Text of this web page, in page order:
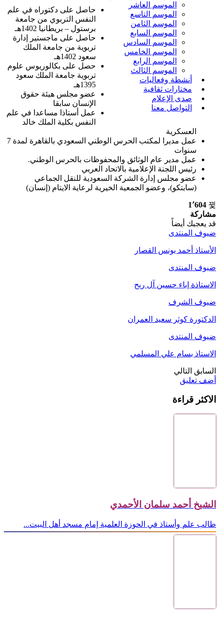
الموسم العاشر
الموسم التاسع
الموسم الثامن
الموسم السابع
الموسم السادس
الموسم الخامس
الموسم الرابع
الموسم الثالث
أنشطة وفعاليات
مختارات ثقافية
صدى الإعلام
التواصل معنا
حاصل على دكتوراه في علم
النفس التربوي من جامعة
برستول – بريطانيا 1402هـ
حاصل على ماجستير إدارة
تربوية من جامعة الملك
سعود 1402هـ
حصل على بكالوريوس علوم
تربوية جامعة الملك سعود
1395هـ
عضو مجلس هيئة حقوق
الإنسان سابقا
عمل أستاذا مساعدا في علم
النفس بكلية الملك خالد
العسكرية
عمل مديرا لمكتب الحرس الوطني السعودي بالقاهرة لمدة 7
سنوات
عمل مدير عام الوثائق والمحفوظات بالحرس الوطني.
رئيس اللجنة الإعلامية بالاتحاد العربي
عضو مجلس إدارة الشركة السعودية للنقل الجماعي
(سابتكو)، وعضو الجمعية الخيرية لرعاية الايتام (إنسان)
1٬604
مشاركة
قد يعجبك أيضاً
ضيوف المنتدى
الأستاذ أحمد يونس القصار
ضيوف المنتدى
الاستاذة إباء حسين آل ربح
ضيوف الشرف
الدكتورة كوثر سعيد العمران
ضيوف المنتدى
الاستاذ بسام علي المسلمي
السابق التالي
أضف تعليق
الاكثر قراءة
الشيخ أحمد سلمان الأحمدي
طالب علم وأستاذ في الحوزة العلمية إمام مسجد أهل البيت...